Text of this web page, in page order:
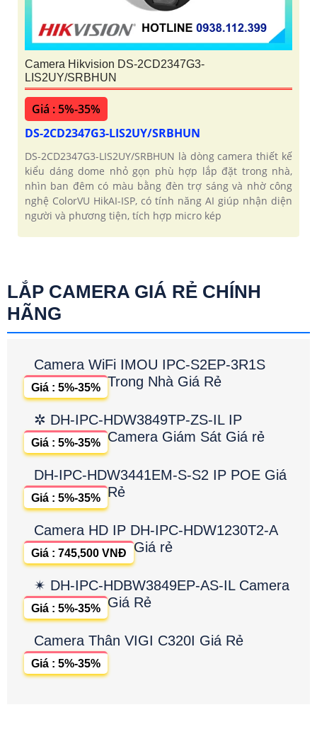
Camera Hikvision DS-2CD2347G3-
Giá : 5%-35%
DS-2CD2347G3-LIS2UY/SRBHUN
DS-2CD2347G3-LIS2UY/SRBHUN là dòng camera thiết kế
nhìn ban đêm có màu bằng đèn trợ sáng và nhờ công
nghệ ColorVU HikAI-ISP, có tính năng AI giúp nhận diện
người và phương tiện, tích hợp micro kép
LẮP CAMERA GIÁ RẺ CHÍNH
HÃNG
Camera WiFi IMOU IPC-S2EP-3R1S
Trong Nhà Giá Rẻ
Giá : 5%-35%
✲ DH-IPC-HDW3849TP-ZS-IL IP
Camera Giám Sát Giá rẻ
Giá : 5%-35%
DH-IPC-HDW3441EM-S-S2 IP POE Giá
Giá : 5%-35%